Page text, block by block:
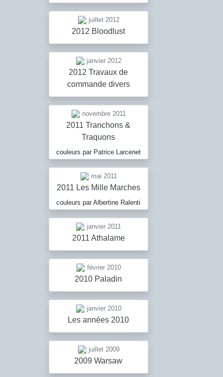
juillet 2012
2012 Bloodlust
janvier 2012
2012 Travaux de
commande divers
novembre 2011
2011 Tranchons &
Traquons
couleurs par Patrice Larcenet
mai 2011
2011 Les Mille Marches
couleurs par Albertine Ralenti
janvier 2011
2011 Athalame
février 2010
2010 Paladin
janvier 2010
Les années 2010
juillet 2009
2009 Warsaw